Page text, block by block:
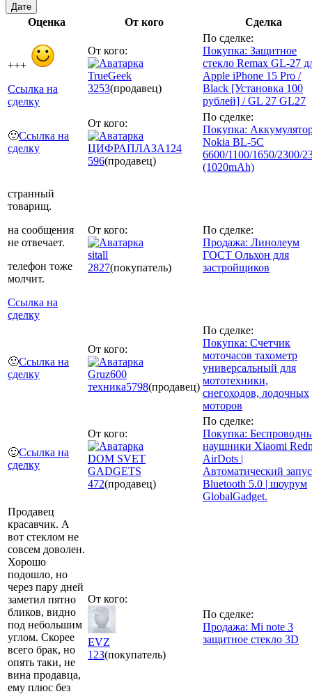
Дате
Оценка От кого Сделка
+++
Ссылка на
сделку
От кого:
TrueGeek
3253(продавец)
По сделке:
Покупка: Защитное
стекло Remax GL-27
Apple iPhone 15 Pro /
Black [Установка 100
рублей] / GL 27 GL27
🙂Ссылка на
сделку
От кого:
ЦИФРАПЛАЗА124
596(продавец)
По сделке:
Покупка:
Nokia BL-5C
6600/1100/1650/2300/
(1020mAh)
странный
товарищ.
на сообщения
не отвечает.
телефон тоже
молчит.
Ссылка на
сделку
От кого:
sitall
2827(покупатель)
По сделке:
Продажа: Линолеум
ГОСТ Ольхон для
застройщиков
🙂Ссылка на
сделку
От кого:
Gruz600
техника5798(продавец)
По сделке:
Покупка: Счетчик
моточасов тахометр
универсальный для
мототехники,
снегоходов, лодочных
моторов
🙂Ссылка на
сделку
От кого:
DOM SVET
GADGETS
472(продавец)
По сделке:
Покупка:
наушники Xiaomi
AirDots |
Автоматический
Bluetooth 5.0 | шоурум
GlobalGadget.
Продавец
красавчик. А
вот стеклом не
совсем доволен.
Хорошо
подошло, но
через пару дней
заметил пятно
бликов, видно
под небольшим
углом. Скорее
всего брак, но
опять таки, не
вина продавца,
ему плюс без
От кого:
EVZ
123(покупатель)
По сделке:
Продажа: Mi note 3
защитное стекло 3D